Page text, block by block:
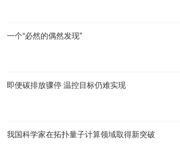
一个“必然的偶然发现”
即便碳排放骤停 温控目标仍难实现
我国科学家在拓扑量子计算领域取得新突破